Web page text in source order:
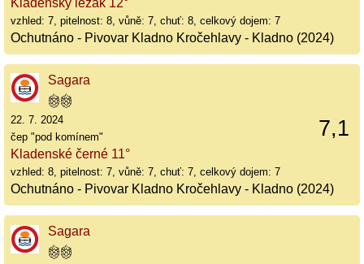
Kladenský ležák 12°
vzhled: 7, pitelnost: 8, vůně: 7, chuť: 8, celkový dojem: 7
Ochutnáno - Pivovar Kladno Kročehlavy - Kladno (2024)
Sagara
7,1
22. 7. 2024
čep "pod komínem"
Kladenské černé 11°
vzhled: 8, pitelnost: 7, vůně: 7, chuť: 7, celkový dojem: 7
Ochutnáno - Pivovar Kladno Kročehlavy - Kladno (2024)
Sagara